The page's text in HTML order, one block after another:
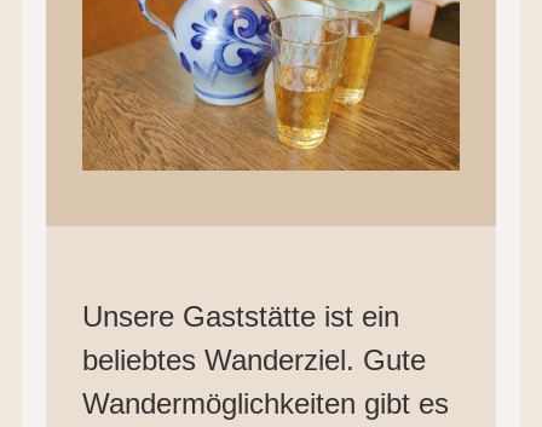
Unsere Gaststätte ist ein
beliebtes Wanderziel. Gute
Wandermöglichkeiten gibt es